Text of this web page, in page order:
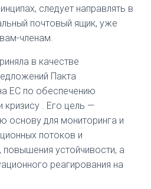
следует направлять в
почтовый ящик, уже
членам.
в качестве
Пакта
ЕС по обеспечению
кризису . Его цель —
основу для мониторинга и
потоков и
повышения устойчивости, а
реагирования на